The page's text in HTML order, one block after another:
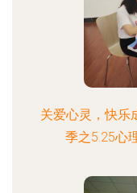
关爱心灵，快
季之5.25心